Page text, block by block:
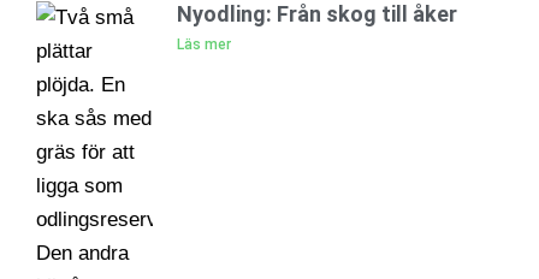
Nyodling: Från skog till åker
Läs mer